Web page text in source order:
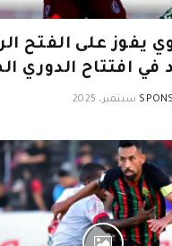
يفوز على الفتح
في افتتاح الدوري